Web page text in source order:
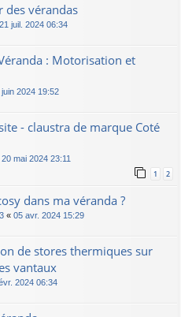
des vérandas
21 juil. 2024 06:34
: Motorisation et
juin 2024 19:52
- claustra de marque Coté
20 mai 2024 23:11
1 2
dans ma véranda ?
« 05 avr. 2024 15:29
de stores thermiques sur
vantaux
2024 06:34